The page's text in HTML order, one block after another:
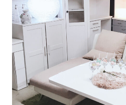
お
し
ゃ
れ